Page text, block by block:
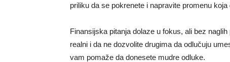
priliku da se pokrenete i napravite promenu
Finansijska pitanja dolaze u fokus, ali bez
realni i da ne dozvolite drugima da odlučuju
vam pomaže da donesete mudre odluke.